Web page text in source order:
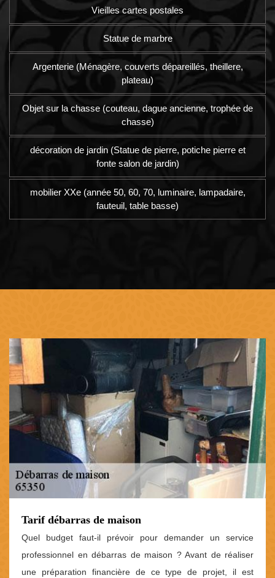
Vieilles cartes postales
Statue de marbre
Argenterie (Ménagère, couverts dépareillés, theillere,
plateau)
Objet sur la chasse (couteau, dague ancienne, trophée de
chasse)
décoration de jardin (Statue de pierre, potiche pierre et
fonte salon de jardin)
mobilier XXe (année 50, 60, 70, luminaire, lampadaire,
fauteuil, table basse)
Tarif débarras de maison
Quel budget faut-il prévoir pour demander un service
professionnel en débarras de maison ? Avant de réaliser
une préparation financière de ce type de projet, il est